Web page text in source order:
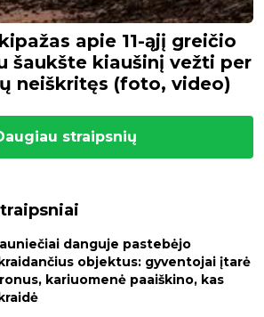
apie 11-ąjį greičio
šaukšte kiaušinį vežti per
neiškritęs (foto, video)
straipsnių
danguje pastebėjo
objektus: gyventojai įtarė
kariuomenė paaiškino, kas